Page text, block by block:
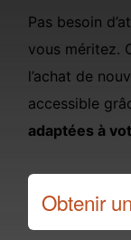
Pas besoin
vous méritez.
l’achat de
accessible
adaptées à
Obtenir